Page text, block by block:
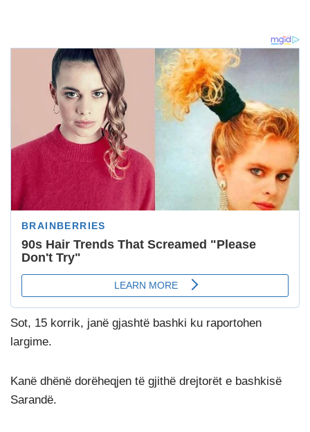
Sot, 15 korrik, janë gjashtë bashki ku raportohen
largime.
Kanë dhënë dorëheqjen të gjithë drejtorët e bashkisë
Sarandë.